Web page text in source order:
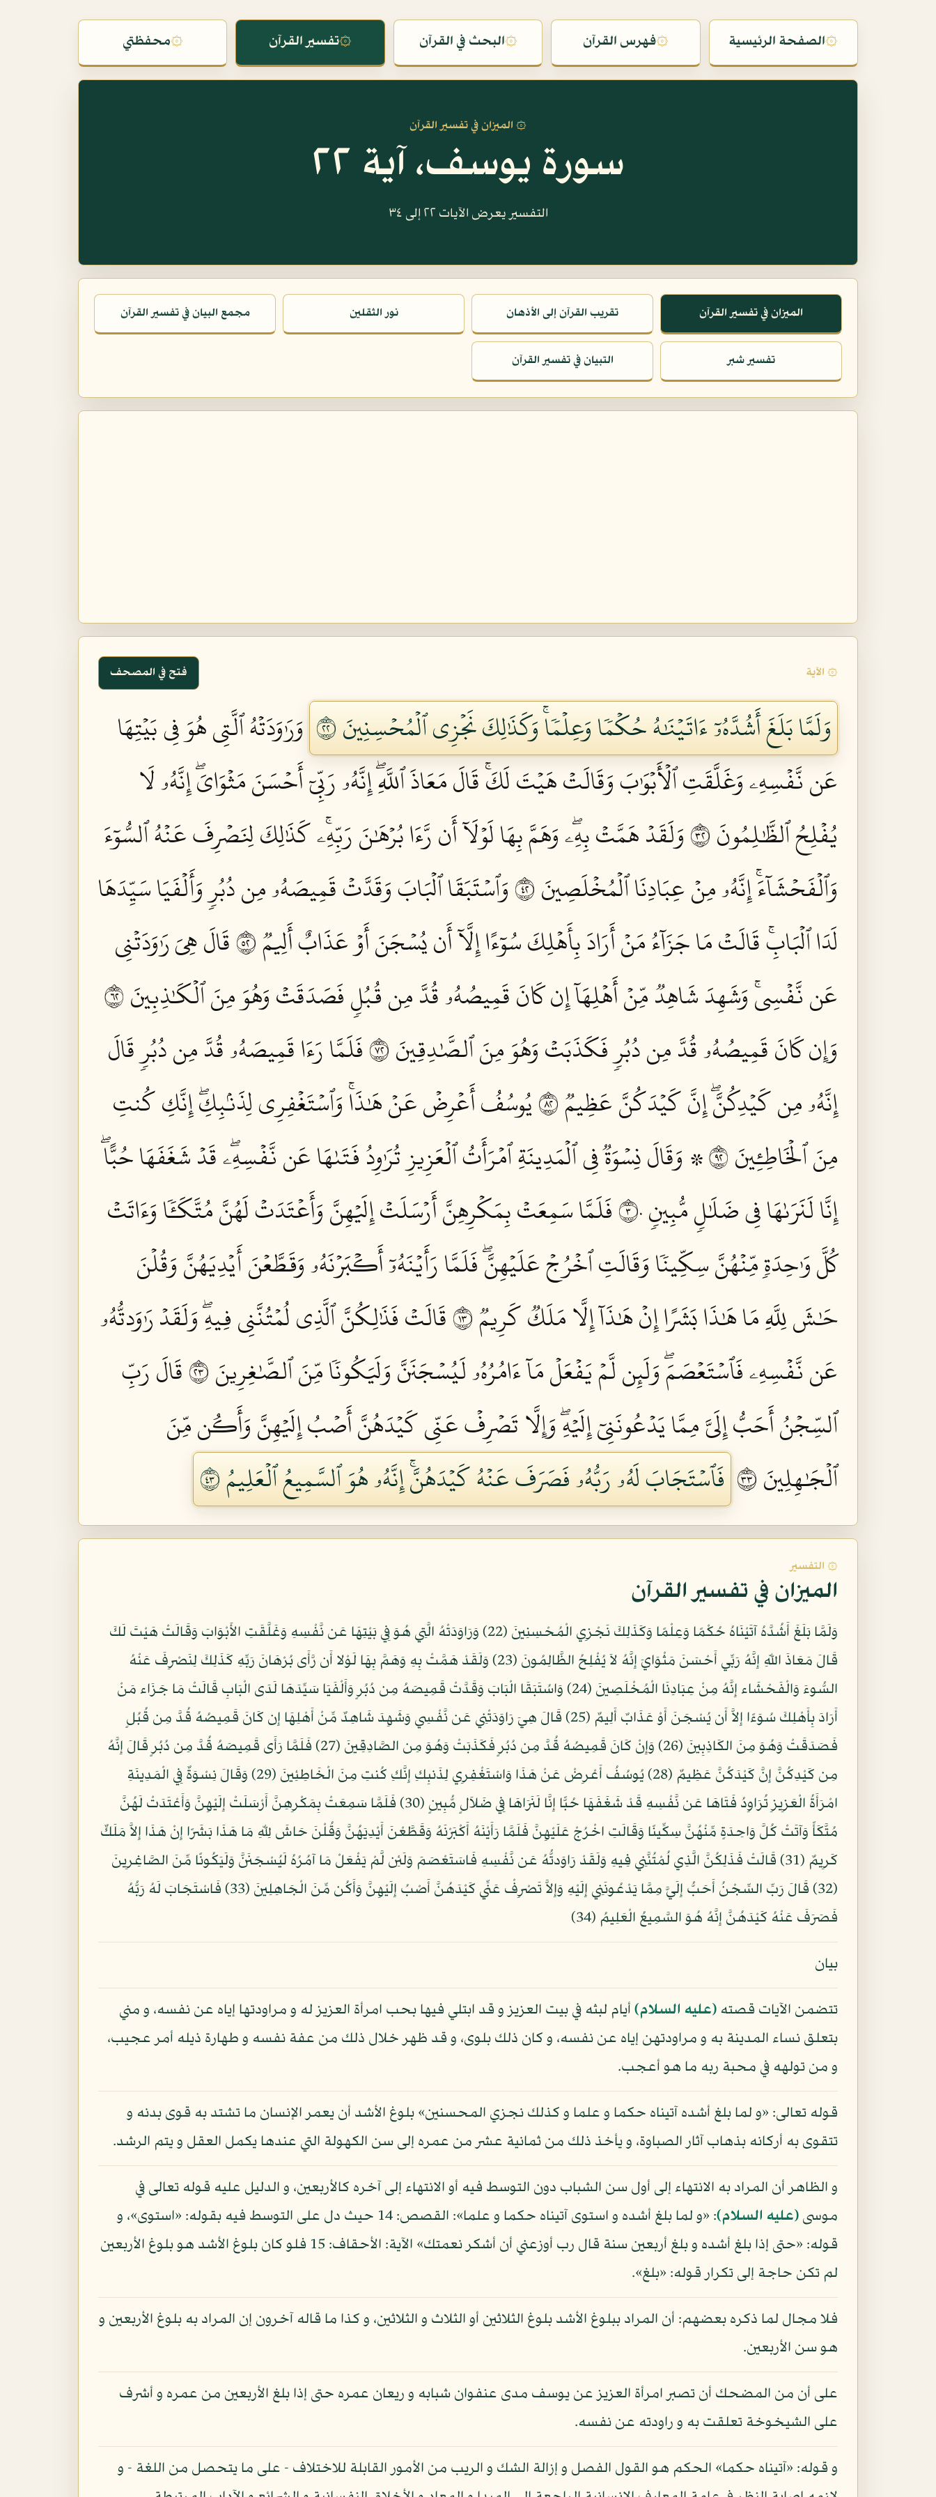
۞الصفحة الرئيسية ۞فهرس القرآن ۞البحث في القرآن ۞تفسير القرآن ۞محفظتي
۞ الميزان في تفسير القرآن
سورة يوسف، آية ٢٢
التفسير يعرض الآيات ٢٢ إلى ٣٤
الميزان في تفسير القرآن تقريب القرآن إلى الأذهان نور الثقلين مجمع البيان في تفسير القرآن
تفسير شبر التبيان في تفسير القرآن
۞ الآية فتح في المصحف
وَلَمَّا بَلَغَ أَشُدَّهُۥٓ ءَاتَيۡنَٰهُ حُكۡمٗا وَعِلۡمٗاۚ وَكَذَٰلِكَ نَجۡزِي ٱلۡمُحۡسِنِينَ ٢٢
وَرَٰوَدَتۡهُ ٱلَّتِي هُوَ فِي بَيۡتِهَا
عَن نَّفۡسِهِۦ وَغَلَّقَتِ ٱلۡأَبۡوَٰبَ وَقَالَتۡ هَيۡتَ لَكَۚ قَالَ مَعَاذَ ٱللَّهِۖ إِنَّهُۥ رَبِّيٓ أَحۡسَنَ مَثۡوَايَۖ إِنَّهُۥ لَا
يُفۡلِحُ ٱلظَّٰلِمُونَ ٢٣
وَلَقَدۡ هَمَّتۡ بِهِۦۖ وَهَمَّ بِهَا لَوۡلَآ أَن رَّءَا بُرۡهَٰنَ رَبِّهِۦۚ كَذَٰلِكَ لِنَصۡرِفَ عَنۡهُ ٱلسُّوٓءَ
وَٱلۡفَحۡشَآءَۚ إِنَّهُۥ مِنۡ عِبَادِنَا ٱلۡمُخۡلَصِينَ ٢٤
وَٱسۡتَبَقَا ٱلۡبَابَ وَقَدَّتۡ قَمِيصَهُۥ مِن دُبُرٖ وَأَلۡفَيَا سَيِّدَهَا
لَدَا ٱلۡبَابِۚ قَالَتۡ مَا جَزَآءُ مَنۡ أَرَادَ بِأَهۡلِكَ سُوٓءًا إِلَّآ أَن يُسۡجَنَ أَوۡ عَذَابٌ أَلِيمٞ ٢٥
قَالَ هِيَ رَٰوَدَتۡنِي
عَن نَّفۡسِيۚ وَشَهِدَ شَاهِدٞ مِّنۡ أَهۡلِهَآ إِن كَانَ قَمِيصُهُۥ قُدَّ مِن قُبُلٖ فَصَدَقَتۡ وَهُوَ مِنَ ٱلۡكَٰذِبِينَ ٢٦
وَإِن كَانَ قَمِيصُهُۥ قُدَّ مِن دُبُرٖ فَكَذَبَتۡ وَهُوَ مِنَ ٱلصَّٰدِقِينَ ٢٧
فَلَمَّا رَءَا قَمِيصَهُۥ قُدَّ مِن دُبُرٖ قَالَ
إِنَّهُۥ مِن كَيۡدِكُنَّۖ إِنَّ كَيۡدَكُنَّ عَظِيمٞ ٢٨
يُوسُفُ أَعۡرِضۡ عَنۡ هَٰذَاۚ وَٱسۡتَغۡفِرِي لِذَنۢبِكِۖ إِنَّكِ كُنتِ
مِنَ ٱلۡخَاطِـِٔينَ ٢٩
۞ وَقَالَ نِسۡوَةٞ فِي ٱلۡمَدِينَةِ ٱمۡرَأَتُ ٱلۡعَزِيزِ تُرَٰوِدُ فَتَىٰهَا عَن نَّفۡسِهِۦۖ قَدۡ شَغَفَهَا حُبًّاۖ
إِنَّا لَنَرَىٰهَا فِي ضَلَٰلٖ مُّبِينٖ ٣٠
فَلَمَّا سَمِعَتۡ بِمَكۡرِهِنَّ أَرۡسَلَتۡ إِلَيۡهِنَّ وَأَعۡتَدَتۡ لَهُنَّ مُتَّكَـٔٗا وَءَاتَتۡ
كُلَّ وَٰحِدَةٖ مِّنۡهُنَّ سِكِّينٗا وَقَالَتِ ٱخۡرُجۡ عَلَيۡهِنَّۖ فَلَمَّا رَأَيۡنَهُۥٓ أَكۡبَرۡنَهُۥ وَقَطَّعۡنَ أَيۡدِيَهُنَّ وَقُلۡنَ
حَٰشَ لِلَّهِ مَا هَٰذَا بَشَرًا إِنۡ هَٰذَآ إِلَّا مَلَكٞ كَرِيمٞ ٣١
قَالَتۡ فَذَٰلِكُنَّ ٱلَّذِي لُمۡتُنَّنِي فِيهِۖ وَلَقَدۡ رَٰوَدتُّهُۥ
عَن نَّفۡسِهِۦ فَٱسۡتَعۡصَمَۖ وَلَئِن لَّمۡ يَفۡعَلۡ مَآ ءَامُرُهُۥ لَيُسۡجَنَنَّ وَلَيَكُونٗا مِّنَ ٱلصَّٰغِرِينَ ٣٢
قَالَ رَبِّ
ٱلسِّجۡنُ أَحَبُّ إِلَيَّ مِمَّا يَدۡعُونَنِيٓ إِلَيۡهِۖ وَإِلَّا تَصۡرِفۡ عَنِّي كَيۡدَهُنَّ أَصۡبُ إِلَيۡهِنَّ وَأَكُن مِّنَ
ٱلۡجَٰهِلِينَ ٣٣
فَٱسۡتَجَابَ لَهُۥ رَبُّهُۥ فَصَرَفَ عَنۡهُ كَيۡدَهُنَّۚ إِنَّهُۥ هُوَ ٱلسَّمِيعُ ٱلۡعَلِيمُ ٣٤
۞ التفسير
الميزان في تفسير القرآن
وَلَمَّا بَلَغَ أَشُدَّهُ آتَيْنَاهُ حُكْمًا وَعِلْمًا وَكَذَلِكَ نَجْزِي الْمُحْسِنِينَ (22) وَرَاوَدَتْهُ الَّتِي هُوَ فِي بَيْتِهَا عَن نَّفْسِهِ وَغَلَّقَتِ الأَبْوَابَ وَقَالَتْ هَيْتَ لَكَ
قَالَ مَعَاذَ اللّهِ إِنَّهُ رَبِّي أَحْسَنَ مَثْوَايَ إِنَّهُ لاَ يُفْلِحُ الظَّالِمُونَ (23) وَلَقَدْ هَمَّتْ بِهِ وَهَمَّ بِهَا لَوْلا أَن رَّأَى بُرْهَانَ رَبِّهِ كَذَلِكَ لِنَصْرِفَ عَنْهُ
السُّوءَ وَالْفَحْشَاء إِنَّهُ مِنْ عِبَادِنَا الْمُخْلَصِينَ (24) وَاسُتَبَقَا الْبَابَ وَقَدَّتْ قَمِيصَهُ مِن دُبُرٍ وَأَلْفَيَا سَيِّدَهَا لَدَى الْبَابِ قَالَتْ مَا جَزَاء مَنْ
أَرَادَ بِأَهْلِكَ سُوَءًا إِلاَّ أَن يُسْجَنَ أَوْ عَذَابٌ أَلِيمٌ (25) قَالَ هِيَ رَاوَدَتْنِي عَن نَّفْسِي وَشَهِدَ شَاهِدٌ مِّنْ أَهْلِهَا إِن كَانَ قَمِيصُهُ قُدَّ مِن قُبُلٍ
فَصَدَقَتْ وَهُوَ مِنَ الكَاذِبِينَ (26) وَإِنْ كَانَ قَمِيصُهُ قُدَّ مِن دُبُرٍ فَكَذَبَتْ وَهُوَ مِن الصَّادِقِينَ (27) فَلَمَّا رَأَى قَمِيصَهُ قُدَّ مِن دُبُرٍ قَالَ إِنَّهُ
مِن كَيْدِكُنَّ إِنَّ كَيْدَكُنَّ عَظِيمٌ (28) يُوسُفُ أَعْرِضْ عَنْ هَذَا وَاسْتَغْفِرِي لِذَنبِكِ إِنَّكِ كُنتِ مِنَ الْخَاطِئِينَ (29) وَقَالَ نِسْوَةٌ فِي الْمَدِينَةِ
امْرَأَةُ الْعَزِيزِ تُرَاوِدُ فَتَاهَا عَن نَّفْسِهِ قَدْ شَغَفَهَا حُبًّا إِنَّا لَنَرَاهَا فِي ضَلاَلٍ مُّبِينٍ (30) فَلَمَّا سَمِعَتْ بِمَكْرِهِنَّ أَرْسَلَتْ إِلَيْهِنَّ وَأَعْتَدَتْ لَهُنَّ
مُتَّكَأً وَآتَتْ كُلَّ وَاحِدَةٍ مِّنْهُنَّ سِكِّينًا وَقَالَتِ اخْرُجْ عَلَيْهِنَّ فَلَمَّا رَأَيْنَهُ أَكْبَرْنَهُ وَقَطَّعْنَ أَيْدِيَهُنَّ وَقُلْنَ حَاشَ لِلّهِ مَا هَذَا بَشَرًا إِنْ هَذَا إِلاَّ مَلَكٌ
كَرِيمٌ (31) قَالَتْ فَذَلِكُنَّ الَّذِي لُمْتُنَّنِي فِيهِ وَلَقَدْ رَاوَدتُّهُ عَن نَّفْسِهِ فَاسَتَعْصَمَ وَلَئِن لَّمْ يَفْعَلْ مَا آمُرُهُ لَيُسْجَنَنَّ وَلَيَكُونًا مِّنَ الصَّاغِرِينَ
(32) قَالَ رَبِّ السِّجْنُ أَحَبُّ إِلَيَّ مِمَّا يَدْعُونَنِي إِلَيْهِ وَإِلاَّ تَصْرِفْ عَنِّي كَيْدَهُنَّ أَصْبُ إِلَيْهِنَّ وَأَكُن مِّنَ الْجَاهِلِينَ (33) فَاسْتَجَابَ لَهُ رَبُّهُ
فَصَرَفَ عَنْهُ كَيْدَهُنَّ إِنَّهُ هُوَ السَّمِيعُ الْعَلِيمُ (34)
بيان
تتضمن الآيات قصته (عليه السلام) أيام لبثه في بيت العزيز و قد ابتلي فيها بحب امرأة العزيز له و مراودتها إياه عن نفسه، و مني
بتعلق نساء المدينة به و مراودتهن إياه عن نفسه، و كان ذلك بلوى، و قد ظهر خلال ذلك من عفة نفسه و طهارة ذيله أمر عجيب،
و من تولهه في محبة ربه ما هو أعجب.
قوله تعالى: «و لما بلغ أشده آتيناه حكما و علما و كذلك نجزي المحسنين» بلوغ الأشد أن يعمر الإنسان ما تشتد به قوى بدنه و
تتقوى به أركانه بذهاب آثار الصباوة، و يأخذ ذلك من ثمانية عشر من عمره إلى سن الكهولة التي عندها يكمل العقل و يتم الرشد.
و الظاهر أن المراد به الانتهاء إلى أول سن الشباب دون التوسط فيه أو الانتهاء إلى آخره كالأربعين، و الدليل عليه قوله تعالى في
موسى (عليه السلام)
: «و لما بلغ أشده و استوى آتيناه حكما و علما»: القصص: 14 حيث دل على التوسط فيه بقوله: «استوى»، و
قوله: «حتى إذا بلغ أشده و بلغ أربعين سنة قال رب أوزعني أن أشكر نعمتك» الآية: الأحقاف: 15 فلو كان بلوغ الأشد هو بلوغ الأربعين
لم تكن حاجة إلى تكرار قوله: «بلغ».
فلا مجال لما ذكره بعضهم: أن المراد ببلوغ الأشد بلوغ الثلاثين أو الثلاث و الثلاثين، و كذا ما قاله آخرون إن المراد به بلوغ الأربعين و
هو سن الأربعين.
على أن من المضحك أن تصبر امرأة العزيز عن يوسف مدى عنفوان شبابه و ريعان عمره حتى إذا بلغ الأربعين من عمره و أشرف
على الشيخوخة تعلقت به و راودته عن نفسه.
و قوله: «آتيناه حكما» الحكم هو القول الفصل و إزالة الشك و الريب من الأمور القابلة للاختلاف - على ما يتحصل من اللغة - و